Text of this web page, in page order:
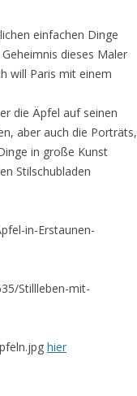
einfachen Dinge
dieses Maler
will Paris mit einem
die Äpfel auf seinen
aber auch die Porträts,
in große Kunst
Stilschubladen
in-Erstaunen-
Stillleben-mit-
hier